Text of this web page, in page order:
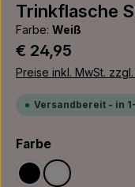
Trinkflasche
Farbe: Weiß
Regulärer Preis:
€ 24,95
Preise inkl. MwSt.
Versandbereit - in
Farbeauswählen
Schwarz
Weiß